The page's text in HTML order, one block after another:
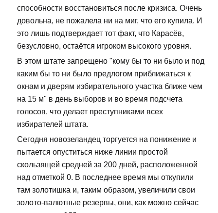
способности восстановиться после кризиса. Очень
довольна, не пожалела ни на миг, что его купила. И
это лишь подтверждает тот факт, что Карасёв,
безусловно, остаётся игроком высокого уровня.
В этом штате запрещено "кому бы то ни было и под
каким бы то ни было предлогом приближаться к
окнам и дверям избирательного участка ближе чем
на 15 м" в день выборов и во время подсчета
голосов, что делает преступниками всех
избирателей штата.
Сегодня новозеландец торгуется на понижение и
пытается опуститься ниже линии простой
скользящей средней за 200 дней, расположенной
над отметкой 0. В последнее время мы откупили
там золотишка и, таким образом, увеличили свои
золото-валютные резервы, они, как можно сейчас